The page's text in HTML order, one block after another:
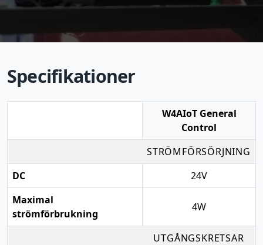
Specifikationer
W4AIoT General
Control
STRÖMFÖRSÖRJNING
DC
24V
Maximal
strömförbrukning
4W
UTGÅNGSKRETSAR